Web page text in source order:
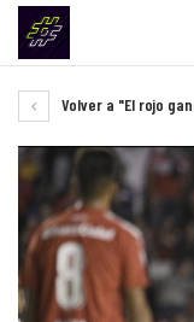
Volver a "El rojo